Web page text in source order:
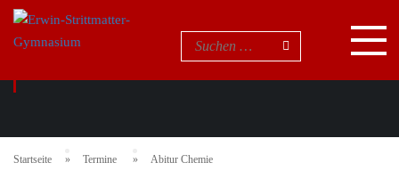
Startseite Termine Abitur Chemie